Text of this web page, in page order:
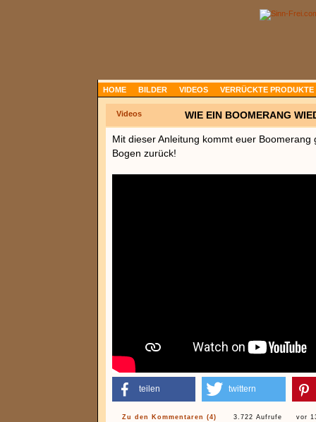
HOME BILDER VIDEOS VERRÜCKTE PRODUKTE
Videos WIE EIN BOOMERANG
Mit dieser Anleitung kommt euer
Bogen zurück!
teilen twittern
Zu den Kommentaren (4) 3.722 Aufrufe vor